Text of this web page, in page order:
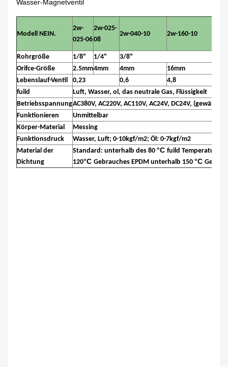
Wasser-Magnetventil
Modell NEIN.
2w-
025-06
2w-025-
08
2w-040-10 2w-160-10
Rohrgröße 1/8" 1/4" 3/8"
Orifce-Größe
2.5mm4mm 4mm 16mm
Lebenslauf-Ventil
0,23 0,6 4,8
fuild
Luft, Wasser, ol, das neutrale Gas, Flüssigkeit
BetriebsspannungAC380V, AC220V, AC110V, AC24V, DC24V, (gewähren
Funktionieren
Unmittelbar
Körper-Material
Messing
Funktionsdruck
Wasser, Luft; 0-10kgf/m2; Öl: 0-7kgf/m2
Material der
Dichtung
Standard: unterhalb des 80 °C fuild
120°C Gebrauches EPDM unterhalb 150 °C